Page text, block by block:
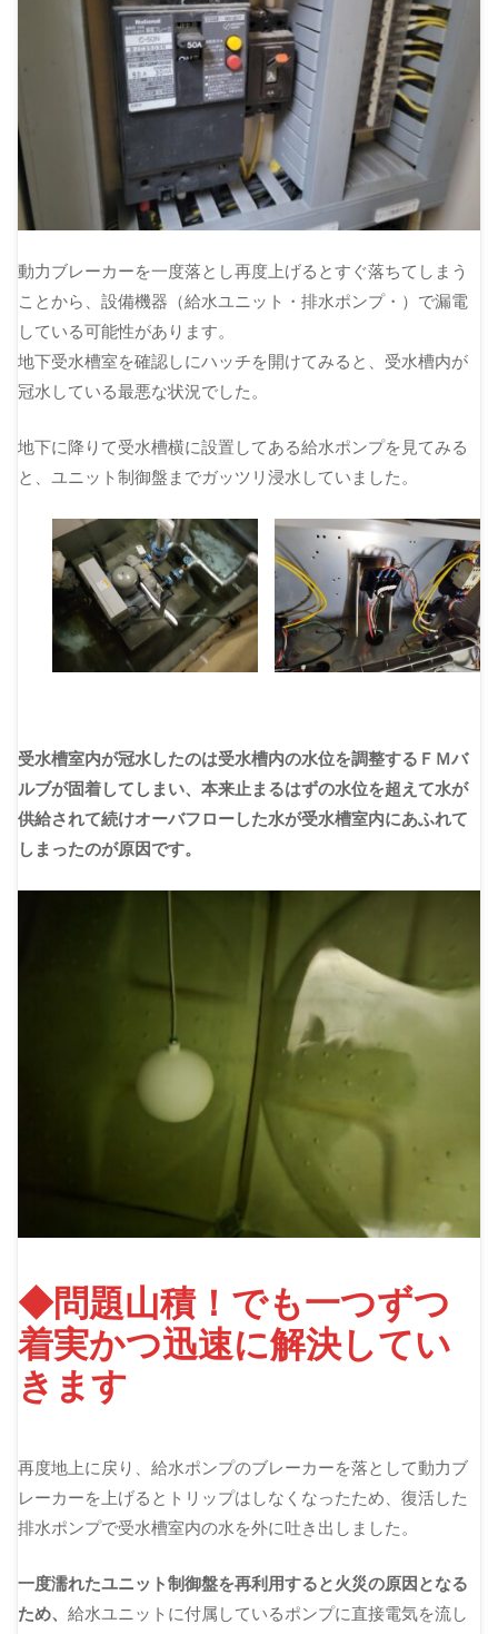
動力ブレーカーを一度落とし再度上げるとすぐ落ちてしまう
ことから、設備機器（給水ユニット・排水ポンプ・）で漏電
している可能性があります。
地下受水槽室を確認しにハッチを開けてみると、受水槽内が
冠水している最悪な状況でした。
地下に降りて受水槽横に設置してある給水ポンプを見てみる
と、ユニット制御盤までガッツリ浸水していました。
受水槽室内が冠水したのは受水槽内の水位を調整するＦＭバ
ルブが固着してしまい、本来止まるはずの水位を超えて水が
供給されて続けオーバフローした水が受水槽室内にあふれて
しまったのが原因です。
◆問題山積！でも一つずつ
着実かつ迅速に解決してい
きます
再度地上に戻り、給水ポンプのブレーカーを落として動力ブ
レーカーを上げるとトリップはしなくなったため、復活した
排水ポンプで受水槽室内の水を外に吐き出しました。
一度濡れたユニット制御盤を再利用すると火災の原因となる
ため、給水ユニットに付属しているポンプに直接電気を流し